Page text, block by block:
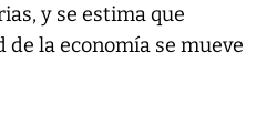
y se estima que
la economía se mueve